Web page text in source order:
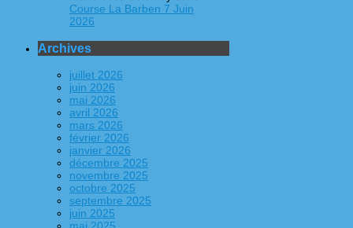
Course La Barben 7 Juin
2026
Archives
juillet 2026
juin 2026
mai 2026
avril 2026
mars 2026
février 2026
janvier 2026
décembre 2025
novembre 2025
octobre 2025
septembre 2025
juin 2025